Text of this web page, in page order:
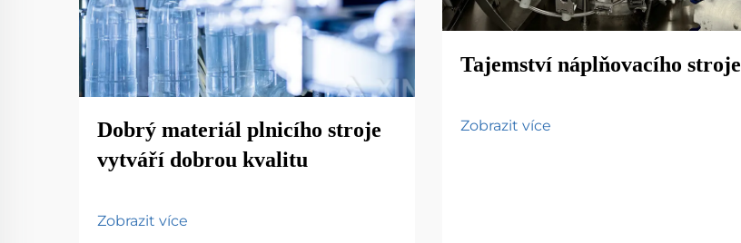
Dobrý materiál plnicího stroje
vytváří dobrou kvalitu
Zobrazit více
Tajemství náplňovacího stroje
Zobrazit více